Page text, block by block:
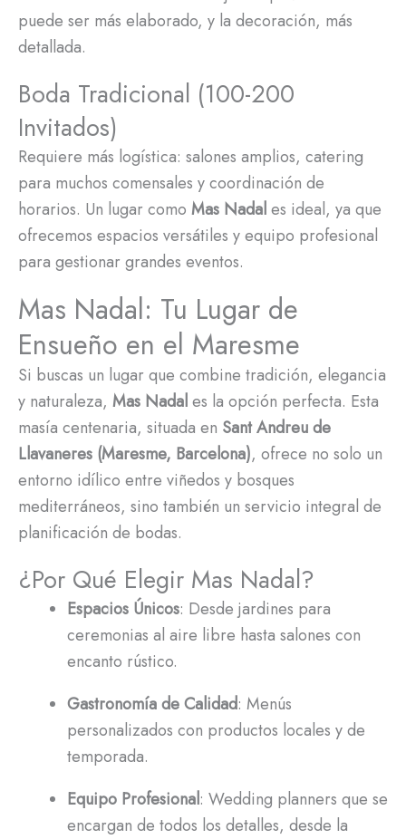
puede ser más elaborado, y la decoración, más
detallada.
Boda Tradicional (100-200
Invitados)
Requiere más logística: salones amplios, catering
para muchos comensales y coordinación de
horarios. Un lugar como Mas Nadales ideal, ya que
ofrecemos espacios versátiles y equipo profesional
para gestionar grandes eventos.
Mas Nadal: Tu Lugar de
Ensueño en el Maresme
Si buscas un lugar que combine tradición, elegancia
y naturaleza, Mas Nadales la opción perfecta. Esta
masía centenaria, situada en Sant Andreu de
Llavaneres (Maresme, Barcelona), ofrece no solo un
entorno idílico entre viñedos y bosques
mediterráneos, sino también un servicio integral de
planificación de bodas.
¿Por Qué Elegir Mas Nadal?
Espacios Únicos: Desde jardines para
ceremonias al aire libre hasta salones con
encanto rústico.
Gastronomía de Calidad: Menús
personalizados con productos locales y de
temporada.
Equipo Profesional: Wedding planners que se
encargan de todos los detalles, desde la